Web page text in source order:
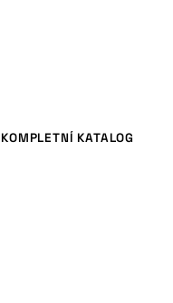
KOMPLETNÍ KATALOG